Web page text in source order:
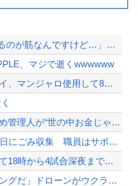
【消費税率1％】 「下げるのが筋なんですけど…」消費減税で値下がりする分と同じだ...
、マジで逝くwwwwww
【朗報】マンジャラーワイ、マンジャロ使用して8週間たった結果
【かっけぇ…】あのまとめ管理人が“世の中お金じゃない”に共感‥‥「お金で忖度ばか...
ごみ収集、40度を超える日にごみ収集 職員はサボっていると思われたくなくて休めな...
高校野球の暑さ対策として18時から4試合深夜までやれば涼しいまま試合出来るじゃん
「ロシアによるハンティングだ」ドローンがウクライナの民間人を追い回して爆発…ゼレ...